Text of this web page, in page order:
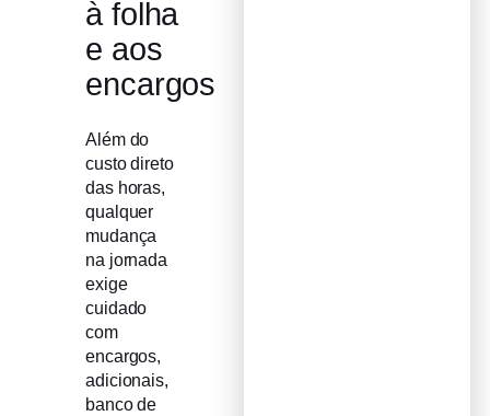
à folha
e aos
encargos
Além do
custo direto
das horas,
qualquer
mudança
na jornada
exige
cuidado
com
encargos,
adicionais,
banco de